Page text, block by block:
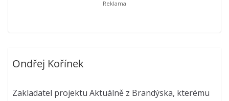
Ondřej Kořínek
Zakladatel projektu Aktuálně z Brandýska, kterému